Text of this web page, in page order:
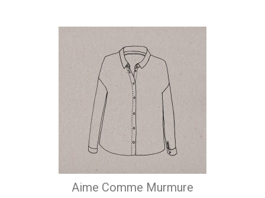
Aime Comme Murmure